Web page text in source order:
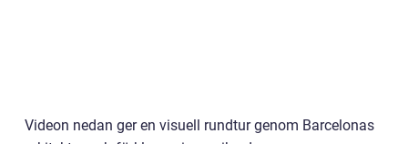
Videon nedan ger en visuell rundtur genom Barcelonas